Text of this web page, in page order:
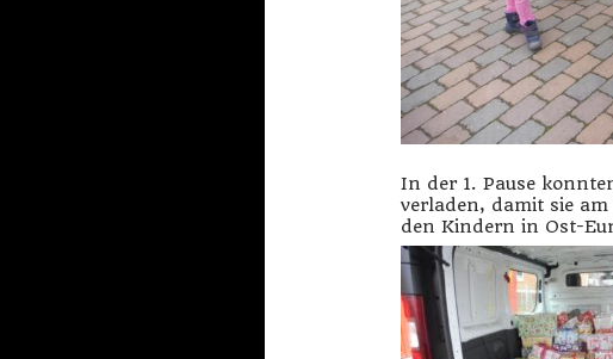
In der 1. Pause
verladen, damit sie am
den Kindern in Ost-